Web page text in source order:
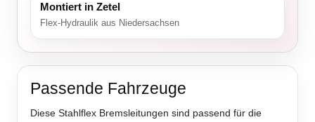
Montiert in Zetel
Flex-Hydraulik aus Niedersachsen
Passende Fahrzeuge
Diese Stahlflex Bremsleitungen sind passend für die